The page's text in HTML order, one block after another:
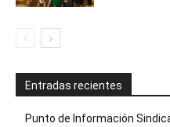
Entradas recientes
Punto de Información